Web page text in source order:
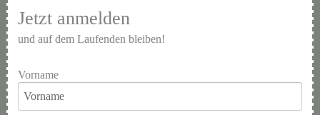
Jetzt anmelden
und auf dem Laufenden bleiben!
Vorname